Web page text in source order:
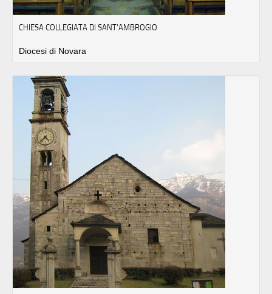
CHIESA COLLEGIATA DI SANT'AMBROGIO
Diocesi di Novara